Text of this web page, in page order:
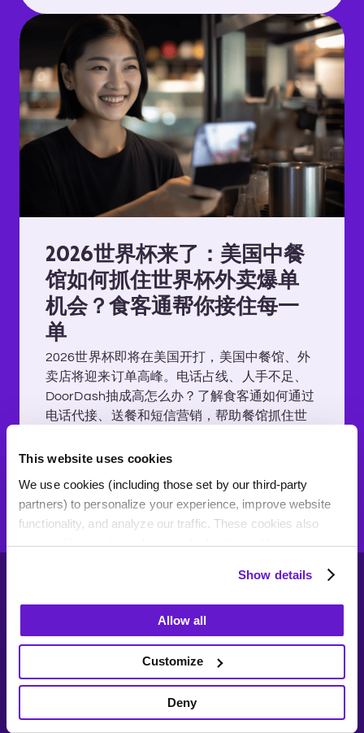
This website uses cookies
We use cookies (including those set by our third-party
partners) to personalize your experience, improve website
functionality, and analyze our traffic. These cookies also
assist with security and targeted advertising. Your
these purposes. Residents of certain jurisdictions can opt
out by clicking "Deny," but this may affect your site
experience. By clicking "Allow all" or continuing to browse,
you consent to our use of cookies.
For more details and to manage your preferences, click
"Customize" or "Show Details."
Show details
Allow all
Customize
Deny
2026世界杯来了：美国中餐
馆如何抓住世界杯外卖爆单
机会？食客通帮你接住每一
单
2026世界杯即将在美国开打，美国中餐馆、外
卖店将迎来订单高峰。电话占线、人手不足、
DoorDash抽成高怎么办？了解食客通如何通过
电话代接、送餐和短信营销，帮助餐馆抓住世
Read More
加入3000+老板的行列, 用食客通搞
定电话单, 享专属优惠！
1-833-909-3714
帮助您餐馆降低成本,生意腾飞
餐馆类型